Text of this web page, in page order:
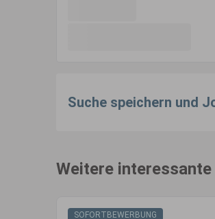
Suche speichern und
Weitere
SOFORTBEWERBUNG